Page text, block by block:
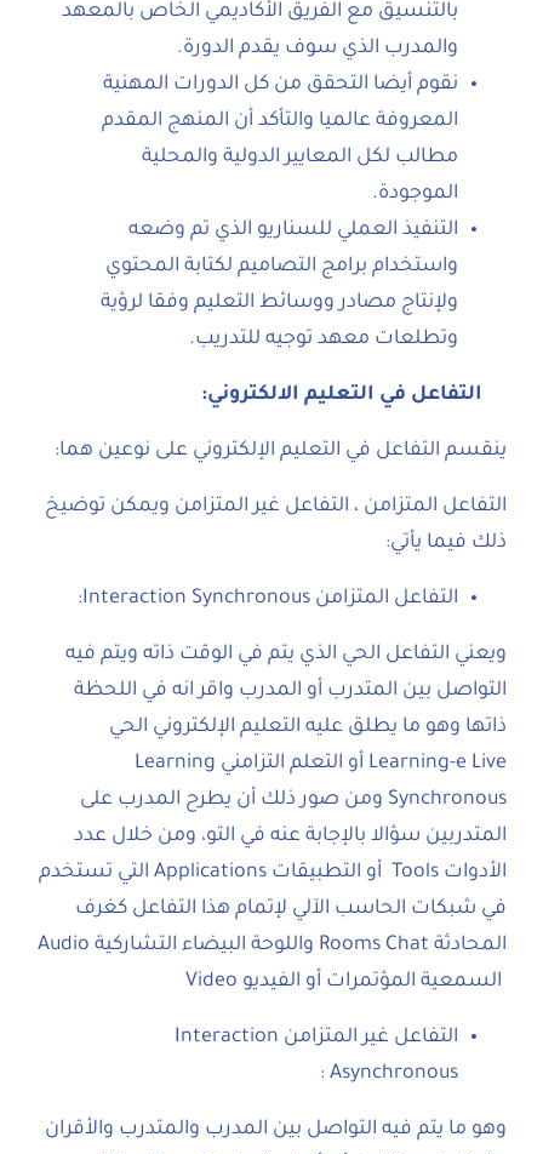
بالتنسيق مع الفريق الأكاديمي الخاص بالمعهد
والمدرب الذي سوف يقدم الدورة.
نقوم أيضا التحقق من كل الدورات المهنية
المعروفة عالميا والتأكد أن المنهج المقدم
مطالب لكل المعايير الدولية والمحلية
الموجودة.
التنفيذ العملي للسناريو الذي تم وضعه
واستخدام برامج التصاميم لكتابة المحتوي
ولإنتاج مصادر ووسائط التعليم وفقا لرؤية
وتطلعات معهد توجيه للتدريب.
التفاعل في التعليم الالكتروني:
ينقسم التفاعل في التعليم الإلكتروني على نوعين هما:
التفاعل المتزامن ، التفاعل غير المتزامن ويمكن توضيخ
ذلك فيما يأتي:
التفاعل المتزامن Interaction Synchronous:
ويعني التفاعل الحي الذي يتم في الوقت ذاته ويتم فيه
التواصل بين المتدرب أو المدرب واقر انه في اللحظة
ذاتها وهو ما يطلق عليه التعليم الإلكتروني الحي
Learning-e Live أو التعلم التزامني Learning
Synchronous ومن صور ذلك أن يطرح المدرب على
المتدربين سؤالا بالإجابة عنه في التو، ومن خلال عدد
الأدوات Tools أو التطبيقات Applications التي تستخدم
في شبكات الحاسب الآلي لإتمام هذا التفاعل كغرف
المحادثة Rooms Chat واللوحة البيضاء التشاركية Audio
السمعية المؤتمرات أو الفيديو Video
التفاعل غير المتزامن Interaction
Asynchronous :
وهو ما يتم فيه التواصل بين المدرب والمتدرب والأقران